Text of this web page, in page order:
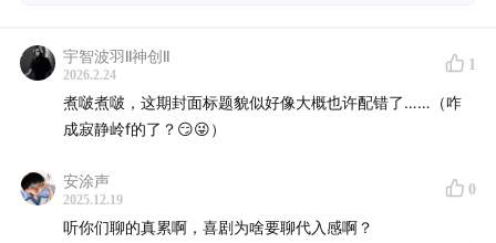
俩月不见犹如60天不见！电子榨菜元味电波终于更新啦！
本期！是吃相极其难看要蹭热度的。本期！是纯纯主观没
欢迎来到「找找自己」×「元味电波」×「油缸鱼缸蟹杠
杠」三台联动的喜夜2回顾（纯主观输出）节目。本期内
宇智波羽ll神创ll
2026.2.24
1
煮啵煮啵，这期封面标题貌似好像大概也许配错了……（咋
成寂静岭f的了？😏😜）
安涂声
2025.12.19
0
听你们聊的真累啊，喜剧为啥要聊代入感啊？